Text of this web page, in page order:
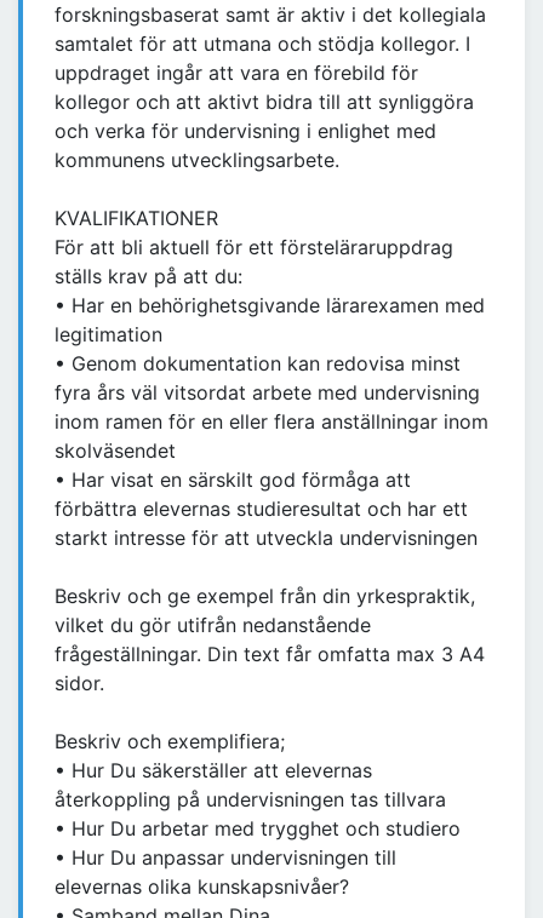
forskningsbaserat samt är aktiv i det kollegiala
samtalet för att utmana och stödja kollegor. I
uppdraget ingår att vara en förebild för
kollegor och att aktivt bidra till att synliggöra
och verka för undervisning i enlighet med
kommunens utvecklingsarbete.
KVALIFIKATIONER
För att bli aktuell för ett försteläraruppdrag
ställs krav på att du:
• Har en behörighetsgivande lärarexamen med
legitimation
• Genom dokumentation kan redovisa minst
fyra års väl vitsordat arbete med undervisning
inom ramen för en eller flera anställningar inom
skolväsendet
• Har visat en särskilt god förmåga att
förbättra elevernas studieresultat och har ett
starkt intresse för att utveckla undervisningen
Beskriv och ge exempel från din yrkespraktik,
vilket du gör utifrån nedanstående
frågeställningar. Din text får omfatta max 3 A4
sidor.
Beskriv och exemplifiera;
• Hur Du säkerställer att elevernas
återkoppling på undervisningen tas tillvara
• Hur Du arbetar med trygghet och studiero
• Hur Du anpassar undervisningen till
elevernas olika kunskapsnivåer?